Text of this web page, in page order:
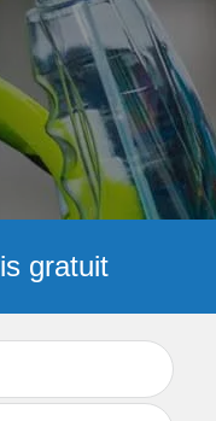
gratuit